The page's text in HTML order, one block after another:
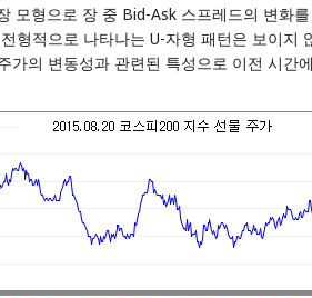
형으로 장 중 Bid-Ask 스프레드의 변화
적으로 나타나는 U-자형 패턴은 보이지
가의 변동성과 관련된 특성으로 이전 시간